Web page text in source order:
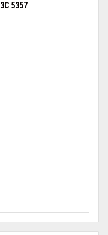
5357